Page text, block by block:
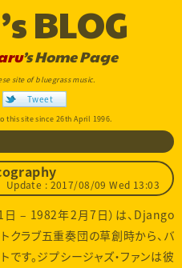
BLOG
’s Home Page
site of bluegrass music.
Tweet
this site since 26th April 1996.
Update : 2017/08/09 Wed 13:03
– 1982年2月7日）は、Django
クラブ五重奏団の草創時から、バ
です。ジプシージャズ・ファンは彼